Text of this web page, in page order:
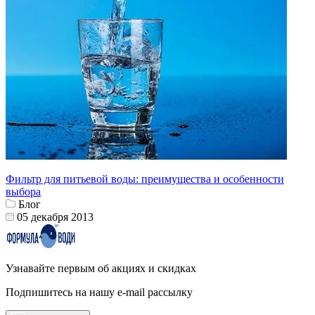
Фильтр для питьевой воды: преимущества и особенности
выбора
Блог
05 декабря 2013
Узнавайте первым об акциях и скидках
Подпишитесь на нашу e-mail рассылку